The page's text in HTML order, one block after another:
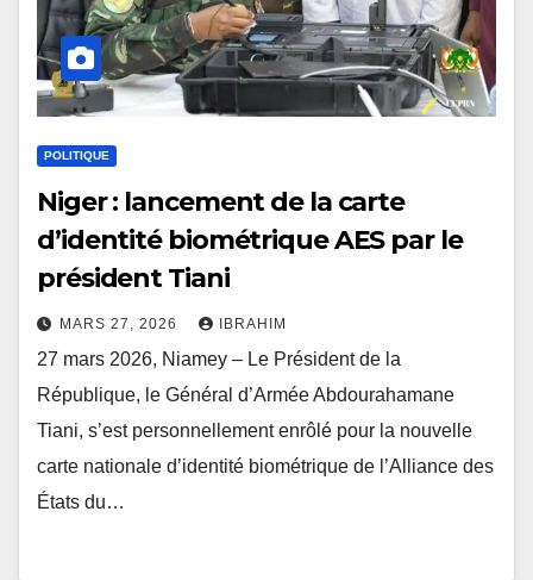
POLITIQUE
Niger : lancement de la carte
d’identité biométrique AES par le
président Tiani
MARS 27, 2026 IBRAHIM
27 mars 2026, Niamey – Le Président de la
République, le Général d’Armée Abdourahamane
Tiani, s’est personnellement enrôlé pour la nouvelle
carte nationale d’identité biométrique de l’Alliance des
États du…